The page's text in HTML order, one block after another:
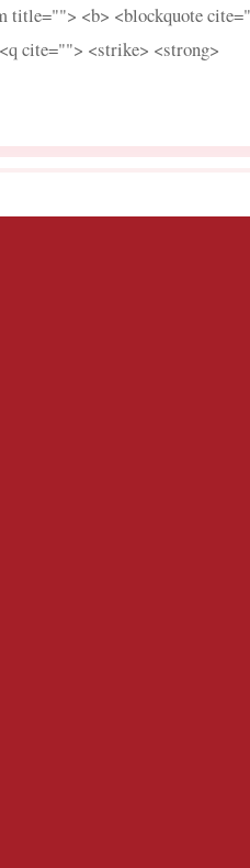
title=""> <b> <blockquote
cite=""> <strike> <strong>